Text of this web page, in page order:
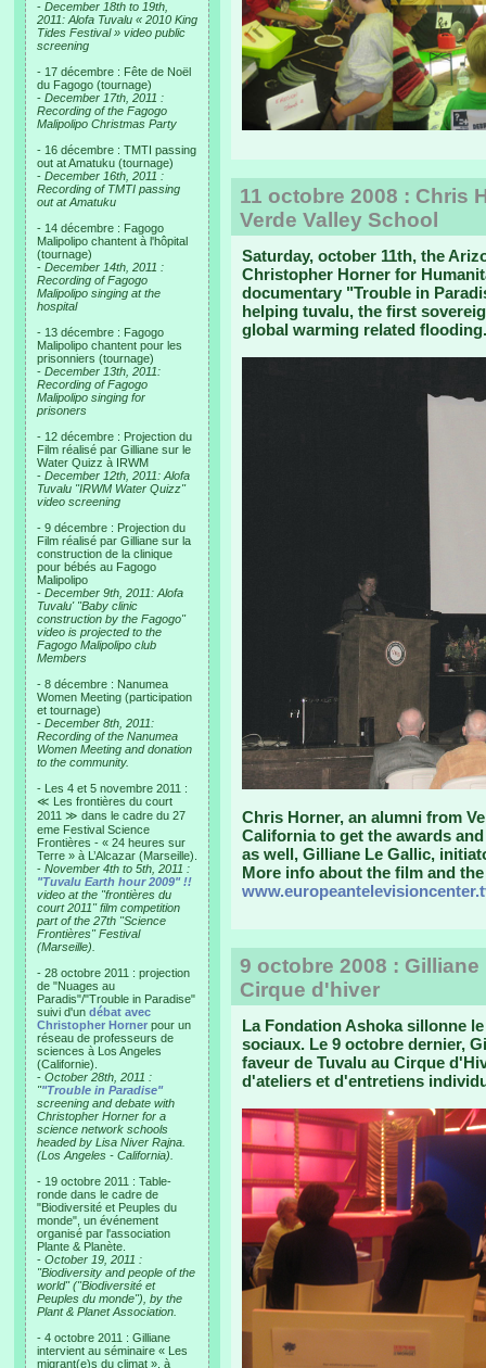
- December 18th to 19th,
2011: Alofa Tuvalu « 2010 King
Tides Festival » video public
screening
- 17 décembre : Fête de Noël
du Fagogo (tournage)
- December 17th, 2011 :
Recording of the Fagogo
Malipolipo Christmas Party
- 16 décembre : TMTI passing
out at Amatuku (tournage)
- December 16th, 2011 :
Recording of TMTI passing
out at Amatuku
- 14 décembre : Fagogo
Malipolipo chantent à l'hôpital
(tournage)
- December 14th, 2011 :
Recording of Fagogo
Malipolipo singing at the
hospital
- 13 décembre : Fagogo
Malipolipo chantent pour les
prisonniers (tournage)
- December 13th, 2011:
Recording of Fagogo
Malipolipo singing for
prisoners
- 12 décembre : Projection du
Film réalisé par Gilliane sur le
Water Quizz à IRWM
- December 12th, 2011: Alofa
Tuvalu "IRWM Water Quizz"
video screening
- 9 décembre : Projection du
Film réalisé par Gilliane sur la
construction de la clinique
pour bébés au Fagogo
Malipolipo
- December 9th, 2011: Alofa
Tuvalu' "Baby clinic
construction by the Fagogo"
video is projected to the
Fagogo Malipolipo club
Members
- 8 décembre : Nanumea
Women Meeting (participation
et tournage)
- December 8th, 2011:
Recording of the Nanumea
Women Meeting and donation
to the community.
- Les 4 et 5 novembre 2011 :
≪ Les frontières du court
2011 ≫ dans le cadre du 27
eme Festival Science
Frontières - « 24 heures sur
Terre » à L’Alcazar (Marseille).
- November 4th to 5th, 2011 :
"Tuvalu Earth hour 2009" !!
video at the "frontières du
court 2011" film competition
part of the 27th "Science
Frontières" Festival
(Marseille).
- 28 octobre 2011 : projection
de "Nuages au
Paradis"/"Trouble in Paradise"
suivi d'un débat avec
Christopher Horner pour un
réseau de professeurs de
sciences à Los Angeles
(Californie).
- October 28th, 2011 :
""Trouble in Paradise"
screening and debate with
Christopher Horner for a
science network schools
headed by Lisa Niver Rajna.
(Los Angeles - California).
- 19 octobre 2011 : Table-
ronde dans le cadre de
"Biodiversité et Peuples du
monde", un événement
organisé par l'association
Plante & Planète.
- October 19, 2011 :
"Biodiversity and people of the
world" ("Biodiversité et
Peuples du monde"), by the
Plant & Planet Association.
- 4 octobre 2011 : Gilliane
intervient au séminaire « Les
migrant(e)s du climat », à
11 octobre 2008 : Chris
Verde Valley School
Saturday, october 11th, the
Christopher Horner for
documentary "Trouble in
helping tuvalu, the first
global warming related flooding.
Chris Horner, an alumni from
California to get the awards
as well, Gilliane Le Gallic,
More info about the film and
9 octobre 2008 :
Cirque d'hiver
La Fondation Ashoka sillonne
sociaux. Le 9 octobre dernier,
faveur de Tuvalu au Cirque
d'ateliers et d'entretiens